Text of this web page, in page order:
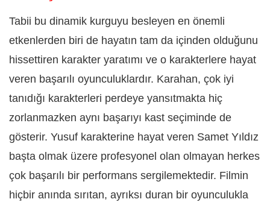
Tabii bu dinamik kurguyu besleyen en önemli
etkenlerden biri de hayatın tam da içinden olduğunu
hissettiren karakter yaratımı ve o karakterlere hayat
veren başarılı oyunculuklardır. Karahan, çok iyi
tanıdığı karakterleri perdeye yansıtmakta hiç
zorlanmazken aynı başarıyı kast seçiminde de
gösterir. Yusuf karakterine hayat veren Samet Yıldız
başta olmak üzere profesyonel olan olmayan herkes
çok başarılı bir performans sergilemektedir. Filmin
hiçbir anında sırıtan, ayrıksı duran bir oyunculukla